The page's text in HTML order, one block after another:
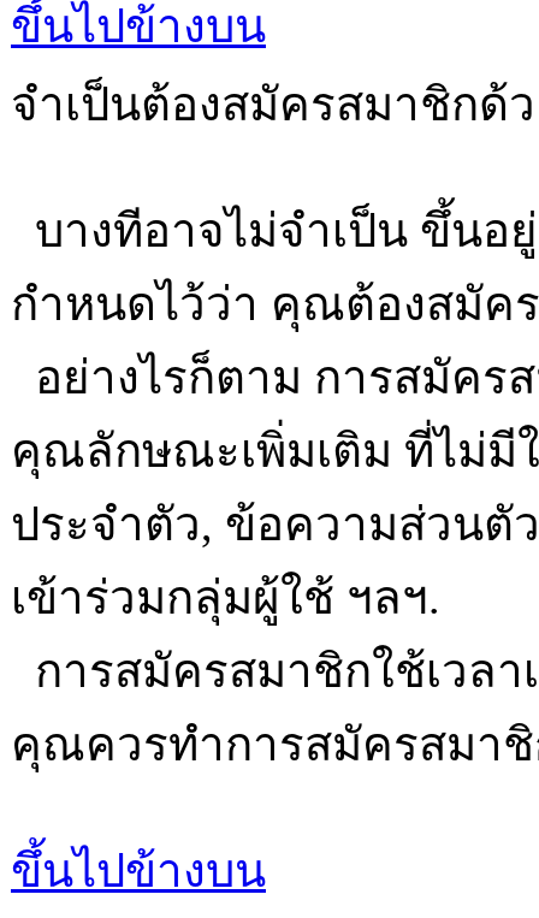
ขึ้นไปข้างบน
จำเป็นต้องสมัครสมาชิกด้
บางทีอาจไม่จำเป็น ขึ้นอ
กำหนดไว้ว่า คุณต้องสมัค
อย่างไรก็ตาม การสมัค
คุณลักษณะเพิ่มเติม ที่ไม่มี
ประจำตัว, ข้อความส่วนตั
เข้าร่วมกลุ่มผู้ใช้ ฯลฯ.
การสมัครสมาชิกใช้เวล
คุณควรทำการสมัครสมา
ขึ้นไปข้างบน